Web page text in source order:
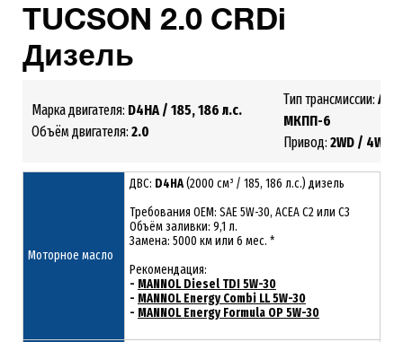
TUCSON 2.0 CRDi
Дизель
Марка двигателя: D4HA / 185, 186 л.с.
Объём двигателя: 2.0
Тип трансмиссии:
МКПП-6
Привод: 2WD / 4WD
Моторное масло
ДВС: D4HA(2000 см³ / 185, 186 л.с.) дизель
Требования ОЕМ: SAE 5W-30, ACEA С2 или С3
Объём заливки: 9,1 л.
Замена: 5000 км или 6 мес. *
Рекомендация:
- MANNOL Diesel TDI 5W-30
- MANNOL Energy Combi LL 5W-30
- MANNOL Energy Formula OP 5W-30